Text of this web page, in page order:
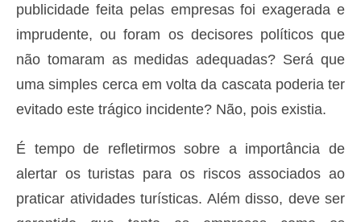
publicidade feita pelas empresas foi exagerada e
imprudente, ou foram os decisores políticos que
não tomaram as medidas adequadas? Será que
uma simples cerca em volta da cascata poderia ter
evitado este trágico incidente? Não, pois existia.
É tempo de refletirmos sobre a importância de
alertar os turistas para os riscos associados ao
praticar atividades turísticas. Além disso, deve ser